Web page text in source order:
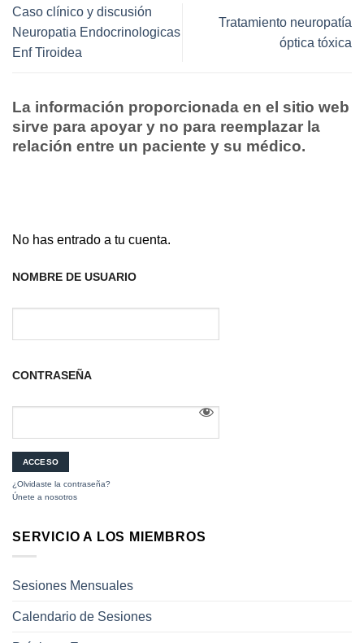
Caso clínico y discusión
Neuropatia Endocrinologicas
Enf Tiroidea
Tratamiento neuropatía
óptica tóxica
La información proporcionada en el sitio web
sirve para apoyar y no para reemplazar la
relación entre un paciente y su médico.
No has entrado a tu cuenta.
NOMBRE DE USUARIO
CONTRASEÑA
¿Olvidaste la contraseña?
Únete a nosotros
SERVICIO A LOS MIEMBROS
Sesiones Mensuales
Calendario de Sesiones